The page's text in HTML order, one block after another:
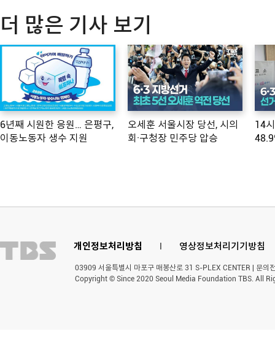
더 많은 기사 보기
6년째 시원한 응원… 은평구,
이동노동자 생수 지원
오세훈 서울시장 당선, 시의
회·구청장 민주당 압승
14
개인정보처리방침 l 영상정보처리기기방침
03909 서울특별시 마포구 매봉산로 31 S-PLEX CENTER | 문
Copyright © Since 2020 Seoul Media Foundation TBS. All